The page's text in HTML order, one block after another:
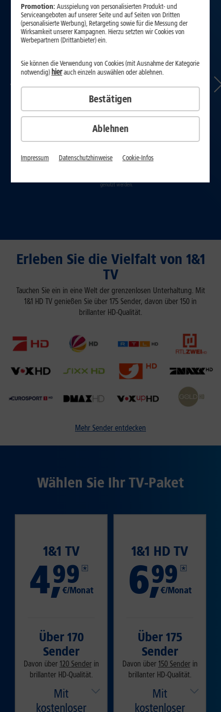
Sendervielfalt und top Blockbuster auf Abruf, wann und wo Sie
möchten.*
Multi-Stream
genutzt werden.
Erleben Sie die Vielfalt von 1&1
TV
Tauchen Sie ein in eine Welt der grenzenlosen Unterhaltung. Mit
1&1 HD TV genießen Sie über 175 Sender, davon über 150 in
brillanter HD-Qualität.
Mehr Sender entdecken
Wählen Sie Ihr TV-Paket
1&1 TV
4,99
€/Monat
Über 170
Sender
Davon über 120 Senderin
brillanter HD-Qualität.
Mit
kostenloser
1&1 HD TV
6,99
€/Monat
Über 175
Sender
Davon über 150 Senderin
brillanter HD-Qualität.
Mit
kostenloser
Promotion:Ausspielung von personalisierten Produkt- und
Serviceangeboten auf unserer Seite und auf Seiten von Dritten
(personalisierte Werbung), Retargeting sowie für die Messung der
Wirksamkeit unserer Kampagnen. Hierzu setzten wir Cookies von
Werbepartnern (Drittanbieter) ein.
Ablehnen
Sie können die Verwendung von Cookies (mit Ausnahme der Kategorie
notwendig)hierauch einzeln auswählen oder ablehnen.
Bestätigen
Impressum Datenschutzhinweise Cookie-Infos